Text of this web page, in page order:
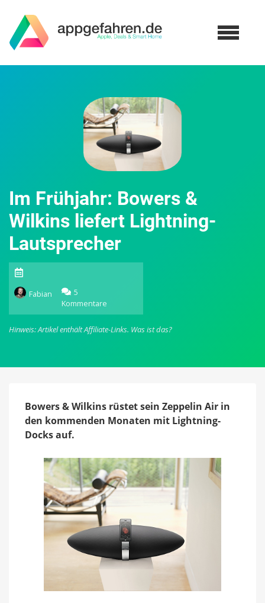
Im Frühjahr: Bowers &
Wilkins liefert Lightning-
Lautsprecher
Fabian
5
Kommentare
Im
Frühjahr:
Hinweis: Artikel enthält Affiliate-Links. Was ist das?
Bowers & Wilkins rüstet sein Zeppelin Air in
den kommenden Monaten mit Lightning-
Docks auf.